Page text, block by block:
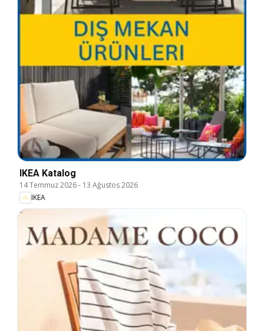
IKEA Katalog
14 Temmuz 2026- 13 Ağustos 2026
IKEA